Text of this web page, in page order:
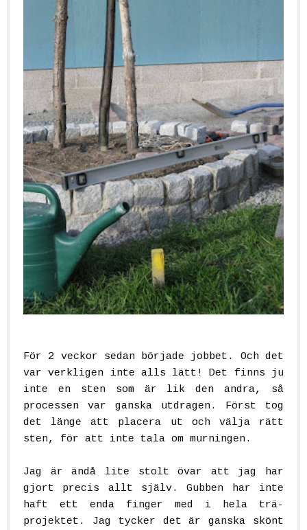
För 2 veckor sedan började jobbet. Och det
var verkligen inte alls lätt! Det finns ju
inte en sten som är lik den andra, så
processen var ganska utdragen. Först tog
det länge att placera ut och välja rätt
sten, för att inte tala om murningen.
Jag är ändå lite stolt övar att jag har
gjort precis allt själv. Gubben har inte
haft ett enda finger med i hela trä-
projektet. Jag tycker det är ganska skönt